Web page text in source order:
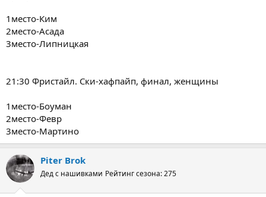
1место-Ким
2место-Асада
3место-Липницкая
21:30 Фристайл. Ски-хафпайп, финал, женщины
1место-Боуман
2место-Февр
3место-Мартино
Piter Brok
Дед с нашивками Рейтинг сезона: 275